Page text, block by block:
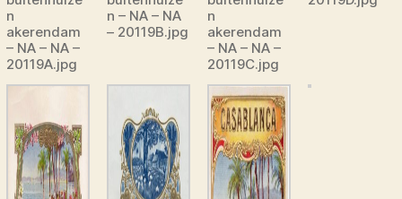
n
akerendam
– NA – NA –
20119A.jpg
n – NA – NA
– 20119B.jpg
n
akerendam
– NA – NA –
20119C.jpg